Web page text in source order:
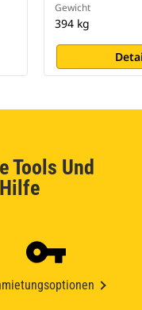
Gewicht
394 kg
Tools Und